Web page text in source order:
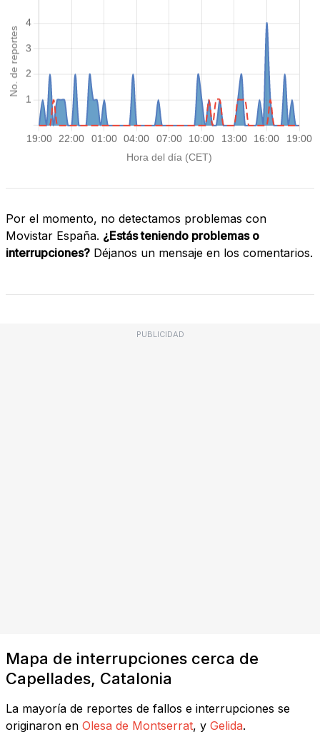
Por el momento, no detectamos problemas con
Movistar España. ¿Estás teniendo problemas o
interrupciones? Déjanos un mensaje en los comentarios.
PUBLICIDAD
Mapa de interrupciones cerca de
Capellades, Catalonia
La mayoría de reportes de fallos e interrupciones se
originaron en Olesa de Montserrat, y Gelida.